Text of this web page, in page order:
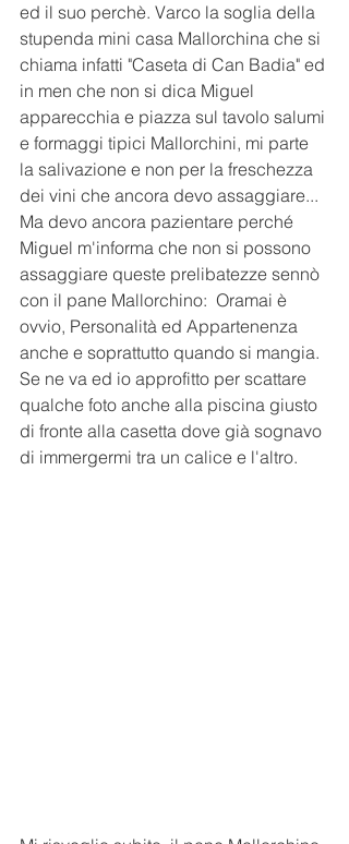
ed il suo perchè. Varco la soglia della
stupenda mini casa Mallorchina che si
chiama infatti "Caseta di Can Badia" ed
in men che non si dica Miguel
apparecchia e piazza sul tavolo salumi
e formaggi tipici Mallorchini, mi parte
la salivazione e non per la freschezza
dei vini che ancora devo assaggiare...
Ma devo ancora pazientare perché
Miguel m'informa che non si possono
assaggiare queste prelibatezze sennò
con il pane Mallorchino:  Oramai è
ovvio, Personalità ed Appartenenza
anche e soprattutto quando si mangia.
Se ne va ed io approfitto per scattare
qualche foto anche alla piscina giusto
di fronte alla casetta dove già sognavo
di immergermi tra un calice e l'altro.